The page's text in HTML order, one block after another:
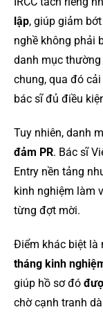
lập, giúp giảm
nghề không phải
danh mục thường
chung, qua đó
bác sĩ đủ điều
Tuy nhiên, danh
đảm PR. Bác sĩ
Entry nền tảng
kinh nghiệm làm
từng đợt mời.
Điểm khác biệt là
tháng kinh
giúp hồ sơ đó
chờ cạnh tranh